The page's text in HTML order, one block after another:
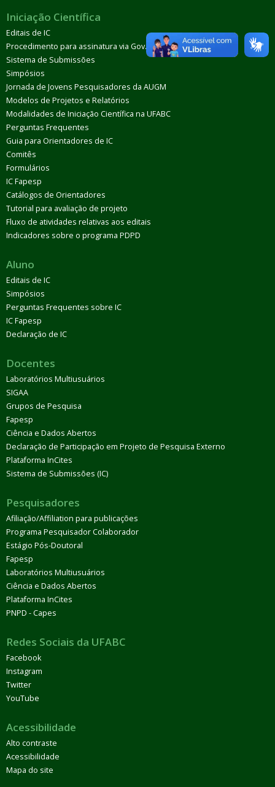
Iniciação Científica
Editais de IC
Procedimento para assinatura via Gov.Br
Sistema de Submissões
Simpósios
Jornada de Jovens Pesquisadores da AUGM
Modelos de Projetos e Relatórios
Modalidades de Iniciação Científica na UFABC
Perguntas Frequentes
Guia para Orientadores de IC
Comitês
Formulários
IC Fapesp
Catálogos de Orientadores
Tutorial para avaliação de projeto
Fluxo de atividades relativas aos editais
Indicadores sobre o programa PDPD
Aluno
Editais de IC
Simpósios
Perguntas Frequentes sobre IC
IC Fapesp
Declaração de IC
Docentes
Laboratórios Multiusuários
SIGAA
Grupos de Pesquisa
Fapesp
Ciência e Dados Abertos
Declaração de Participação em Projeto de Pesquisa Externo
Plataforma InCites
Sistema de Submissões (IC)
Pesquisadores
Afiliação/Affiliation para publicações
Programa Pesquisador Colaborador
Estágio Pós-Doutoral
Fapesp
Laboratórios Multiusuários
Ciência e Dados Abertos
Plataforma InCites
PNPD - Capes
Redes Sociais da UFABC
Facebook
Instagram
Twitter
YouTube
Acessibilidade
Alto contraste
Acessibilidade
Mapa do site